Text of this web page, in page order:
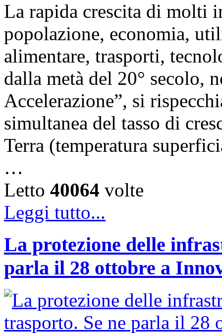
La rapida crescita di molti
popolazione, economia,
alimentare, trasporti,
dalla metà del 20° secolo,
Accelerazione”, si
simultanea del tasso di
Terra (temperatura
…
Letto 40064 volte
Leggi tutto...
La protezione delle
parla il 28 ottobre a